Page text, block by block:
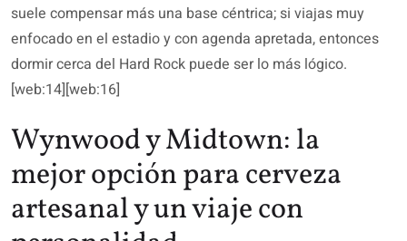
suele compensar más una base céntrica; si viajas muy
enfocado en el estadio y con agenda apretada, entonces
dormir cerca del Hard Rock puede ser lo más lógico.
[web:14][web:16]
Wynwood y Midtown: la
mejor opción para cerveza
artesanal y un viaje con